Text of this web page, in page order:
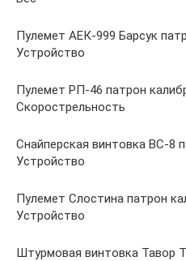
Пулемет АЕК-999 Барсук
Устройство
Пулемет РП-46 патрон
Скорострельность
Снайперская винтовка ВС-8
Устройство
Пулемет Слостина патрон
Устройство
Штурмовая винтовка Тавор